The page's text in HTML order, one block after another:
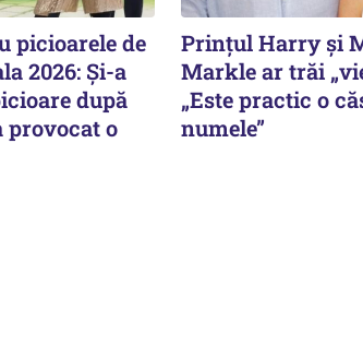
picioarele de
2026: Și-a
după
provocat o
Prințul Harry și
Markle ar trăi
„Este practic o
numele”